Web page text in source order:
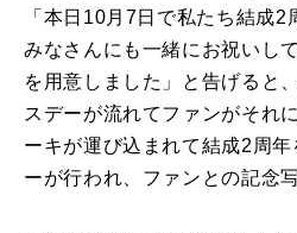
「本日10月7日で私たち結成2
みなさんにも一緒にお祝いし
を用意しました」と告げると
スデーが流れてファンがそれ
ーキが運び込まれて結成2周
ーが行われ、ファンとの記念